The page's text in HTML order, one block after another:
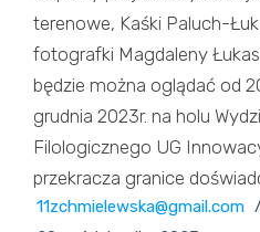
terenowe, Kaśki Paluch-
fotografki Magdaleny
będzie można oglądać od
grudnia 2023r. na holu
Filologicznego UG
przekracza granice
11zchmielewska@gmail.com